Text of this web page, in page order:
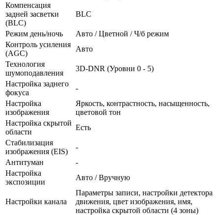
Компенсация
задней засветки
(BLC)
BLC
Режим день/ночь
Авто / Цветной / Ч/б режим
Контроль усиления
(AGC)
Авто
Технология
шумоподавления
3D-DNR (Уровни 0 - 5)
Настройка заднего
фокуса
-
Настройка
изображения
Яркость, контрастность, насыщенность,
цветовой тон
Настройка скрытой
области
Есть
Стабилизация
изображения (EIS)
-
Антитуман
-
Настройка
экспозиции
Авто / Вручную
Настройки канала
Параметры записи, настройки детектора
движения, цвет изображения, имя,
настройка скрытой области (4 зоны)